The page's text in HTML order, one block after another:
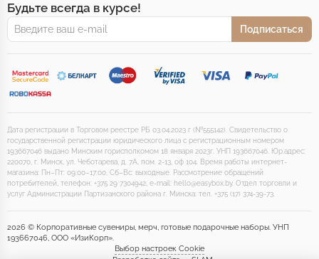
Будьте всегда в курсе!
Подписаться
Дата регистрации в Торговом реестре РБ 03.04.2023 г (№555142). Свидетельство о
государственной регистрации юридического лица с регистрационным номером
193667046 выдано Минским горисполкомом 18 января 2023г. УНП 193667046. Юр.адрес:
220070, г. Минск, ул. Чеботарева, д. 7А, пом. 2-13, оф 104. Время работы интернет-
магазина: Пн–Пт: 09:00–17:00, Сб–Вс: выходные. Рассмотрение обращений
потребителей, телефон: +375 29 7304942, e-mail: hello@easybox.by. Отдел торговли и
услуг Администрации Партизанского района г. Минска: тел. +375 (17) 374-39-73.
2026 © Корпоративные сувениры, мерч, готовые подарочные наборы. УНП
193667046, ООО «ИзиКорп».
Выбор настроек Cookie